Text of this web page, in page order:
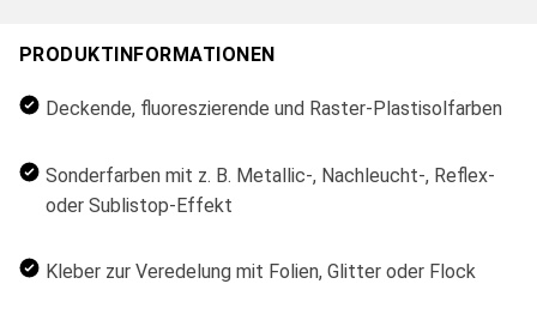
PRODUKTINFORMATIONEN
Deckende, fluoreszierende und Raster-Plastisolfarben
Sonderfarben mit z. B. Metallic-, Nachleucht-, Reflex-
oder Sublistop-Effekt
Kleber zur Veredelung mit Folien, Glitter oder Flock